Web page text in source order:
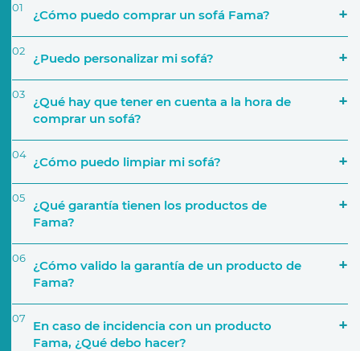
01 ¿Cómo puedo comprar un sofá Fama?
‘Encuentra tu tienda’
02 ¿Puedo personalizar mi sofá?
Simulador
03
¿Qué hay que tener en cuenta a la hora de
comprar un sofá?
El espacio que va a ocupar
04 ¿Cómo puedo limpiar mi sofá?
05
¿Qué garantía tienen los productos de
Fama?
06
¿Cómo valido la garantía de un producto de
Fama?
Activar Garantía
07
En caso de incidencia con un producto
Fama, ¿Qué debo hacer?